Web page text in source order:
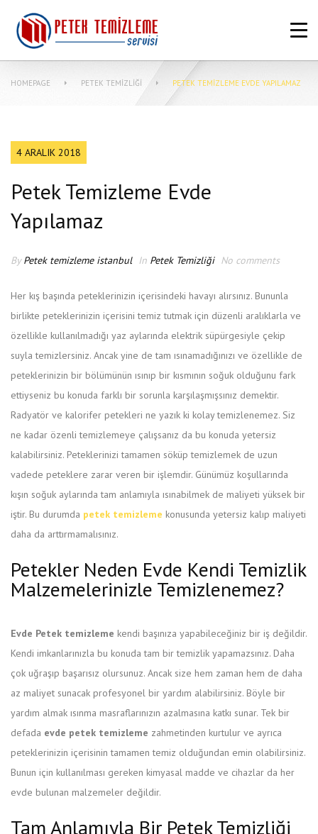
ANASAYFA
HAKKIMIZDA
PETEK TEMIZLEME FIYATLARI
HOMEPAGE PETEK TEMIZLIĞI PETEK TEMIZLEME EVDE YAPILAMAZ
4 ARALIK 2018
Petek Temizleme Evde
Yapılamaz
ByPetek temizleme istanbul In Petek Temizliği No comments
Her kış başında peteklerinizin içerisindeki havayı alırsınız. Bununla
birlikte peteklerinizin içerisini temiz tutmak için düzenli aralıklarla ve
özellikle kullanılmadığı yaz aylarında elektrik süpürgesiyle çekip
suyla temizlersiniz. Ancak yine de tam ısınamadığınızı ve özellikle de
peteklerinizin bir bölümünün ısınıp bir kısmının soğuk olduğunu fark
ettiyseniz bu konuda farklı bir sorunla karşılaşmışsınız demektir.
Radyatör ve kalorifer petekleri ne yazık ki kolay temizlenemez. Siz
ne kadar özenli temizlemeye çalışsanız da bu konuda yetersiz
kalabilirsiniz. Peteklerinizi tamamen söküp temizlemek de uzun
vadede peteklere zarar veren bir işlemdir. Günümüz koşullarında
kışın soğuk aylarında tam anlamıyla ısınabilmek de maliyeti yüksek bir
iştir. Bu durumda petek temizleme konusunda yetersiz kalıp maliyeti
daha da arttırmamalısınız.
Petekler Neden Evde Kendi Temizlik
Malzemelerinizle Temizlenemez?
Evde Petek temizleme kendi başınıza yapabileceğiniz bir iş değildir.
Kendi imkanlarınızla bu konuda tam bir temizlik yapamazsınız. Daha
çok uğraşıp başarısız olursunuz. Ancak size hem zaman hem de daha
az maliyet sunacak profesyonel bir yardım alabilirsiniz. Böyle bir
yardım almak ısınma masraflarınızın azalmasına katkı sunar. Tek bir
defada evde petek temizleme zahmetinden kurtulur ve ayrıca
peteklerinizin içerisinin tamamen temiz olduğundan emin olabilirsiniz.
Bunun için kullanılması gereken kimyasal madde ve cihazlar da her
evde bulunan malzemeler değildir.
Tam Anlamıyla Bir Petek Temizliği